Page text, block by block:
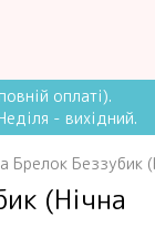
оплаті).
- вихідний.
Брелок Беззубик
(Нічна